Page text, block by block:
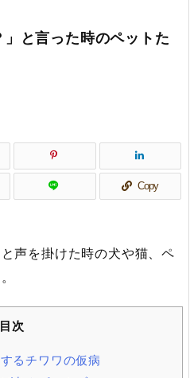
と言った時のペットた
Copy
声を掛けた時の犬や猫、ペ
目次
るチワワの仮病